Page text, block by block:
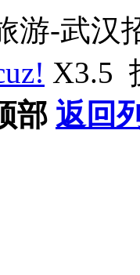
游-武汉
X3.5
部 返回